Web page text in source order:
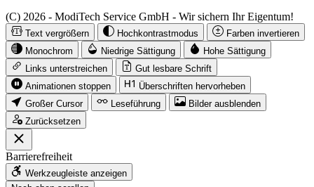
(C) 2026 - ModiTech Service GmbH - Wir sichern Ihr Eigentum!
Text vergrößern Hochkontrastmodus
Farben invertieren
Monochrom
Niedrige Sättigung
Hohe Sättigung
Links unterstreichen
Gut lesbare Schrift
Animationen stoppen
Überschriften hervorheben
Großer Cursor
Leseführung
Bilder ausblenden
Zurücksetzen
Barrierefreiheit
Werkzeugleiste anzeigen